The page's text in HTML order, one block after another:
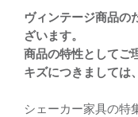
ヴィンテージ商品の
ざいます。
商品の特性としてご
キズにつきましては
シェーカー家具の特